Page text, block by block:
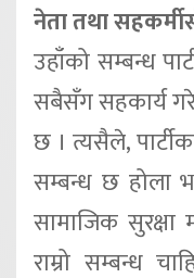
नेता तथा
उहाँको सम्बन्ध
सबैसँग सहकार्य
छ । त्यसैले,
सम्बन्ध छ होला
सामाजिक सुरक्षा
राम्रो सम्बन्ध